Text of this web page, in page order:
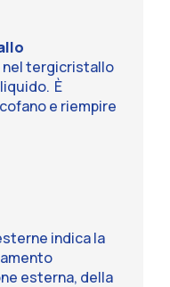
nel tergicristallo
È
e riempire
indica la
esterna, della